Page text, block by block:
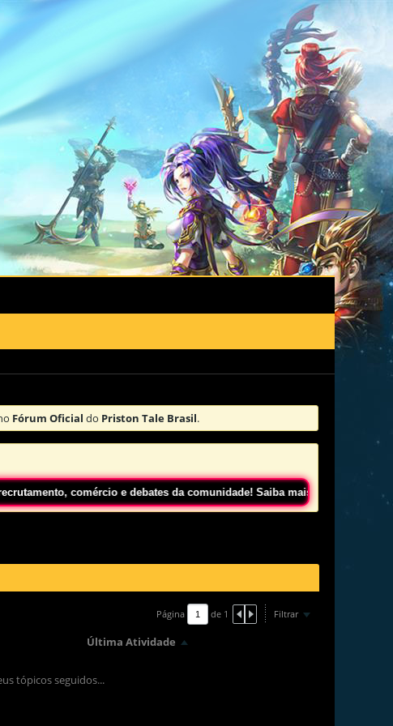
Fórum Oficial do Priston Tale Brasil.
comércio e debates da comunidade! Saiba maisClicando Aqui!
Página de 1 Filtrar
Última Atividade
tópicos seguidos...